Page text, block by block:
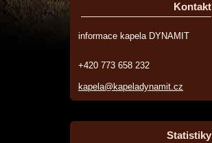
Kontakt
informace kapela DYNAMIT
+420 773 658 232
kapela@kapeladynamit.cz
Statistiky